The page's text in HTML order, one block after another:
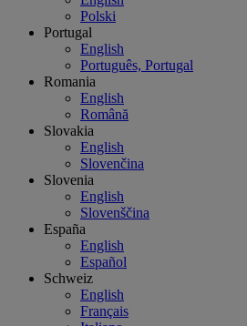
Polski
Portugal
English
Português, Portugal
Romania
English
Română
Slovakia
English
Slovenčina
Slovenia
English
Slovenščina
España
English
Español
Schweiz
English
Français